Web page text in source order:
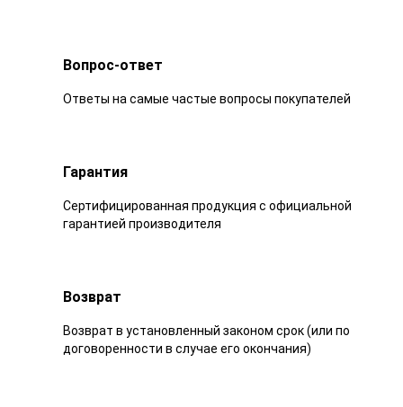
Вопрос-ответ
Ответы на самые частые вопросы покупателей
Гарантия
Сертифицированная продукция с официальной
гарантией производителя
Возврат
Возврат в установленный законом срок (или по
договоренности в случае его окончания)